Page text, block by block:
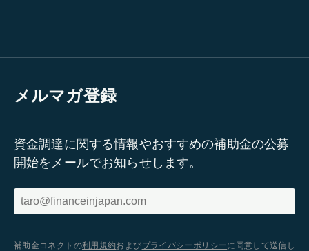
メルマガ登録
資金調達に関する情報やおすすめの補助金の公募
開始をメールでお知らせします。
補助金コネクトの利用規約およびプライバシーポリシーに同意して送信し